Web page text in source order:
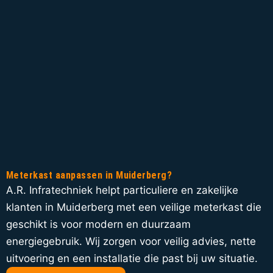
Meterkast aanpassen in Muiderberg?
A.R. Infratechniek helpt particuliere en zakelijke
klanten in Muiderberg met een veilige meterkast die
geschikt is voor modern en duurzaam
energiegebruik. Wij zorgen voor veilig advies, nette
uitvoering en een installatie die past bij uw situatie.